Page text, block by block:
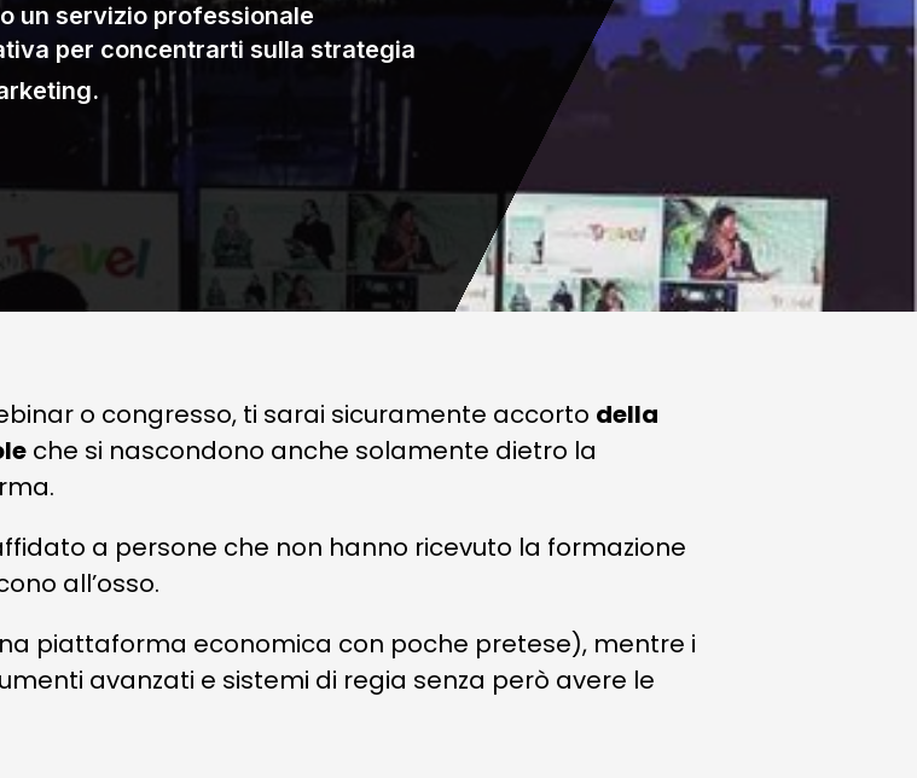
un servizio professionale
per concentrarti sulla strategia
o congresso, ti sarai sicuramente accorto della
che si nascondono anche solamente dietro la
a persone che non hanno ricevuto la formazione
all’osso.
piattaforma economica con poche pretese), mentre i
avanzati e sistemi di regia senza però avere le